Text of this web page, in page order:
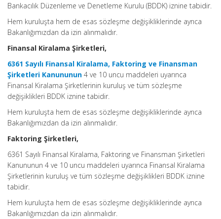
Bankacılık Düzenleme ve Denetleme Kurulu (BDDK) iznine tabidir.
Hem kuruluşta hem de esas sözleşme değişikliklerinde ayrıca
Bakanlığımızdan da izin alınmalıdır.
Finansal Kiralama Şirketleri,
6361 Sayılı Finansal Kiralama, Faktoring ve Finansman
Şirketleri Kanununun 4 ve 10 uncu maddeleri uyarınca
Finansal Kiralama Şirketlerinin kuruluş ve tüm sözleşme
değişiklikleri BDDK iznine tabidir.
Hem kuruluşta hem de esas sözleşme değişikliklerinde ayrıca
Bakanlığımızdan da izin alınmalıdır.
Faktoring Şirketleri,
6361 Sayılı Finansal Kiralama, Faktoring ve Finansman Şirketleri
Kanununun 4 ve 10 uncu maddeleri uyarınca Finansal Kiralama
Şirketlerinin kuruluş ve tüm sözleşme değişiklikleri BDDK iznine
tabidir.
Hem kuruluşta hem de esas sözleşme değişikliklerinde ayrıca
Bakanlığımızdan da izin alınmalıdır.